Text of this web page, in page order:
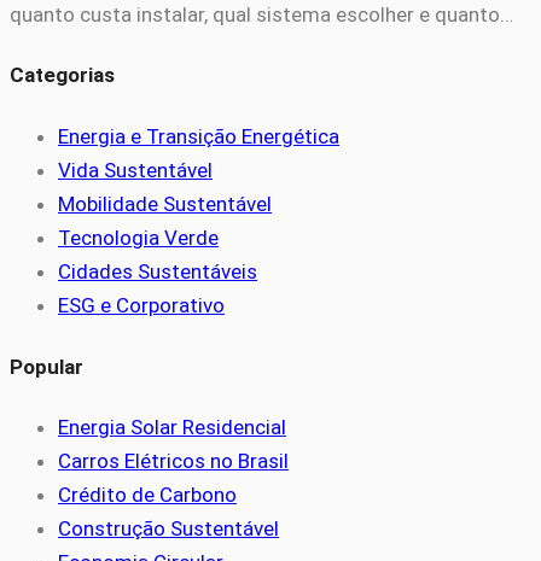
quanto custa instalar, qual sistema escolher e quanto…
Categorias
Energia e Transição Energética
Vida Sustentável
Mobilidade Sustentável
Tecnologia Verde
Cidades Sustentáveis
ESG e Corporativo
Popular
Energia Solar Residencial
Carros Elétricos no Brasil
Crédito de Carbono
Construção Sustentável